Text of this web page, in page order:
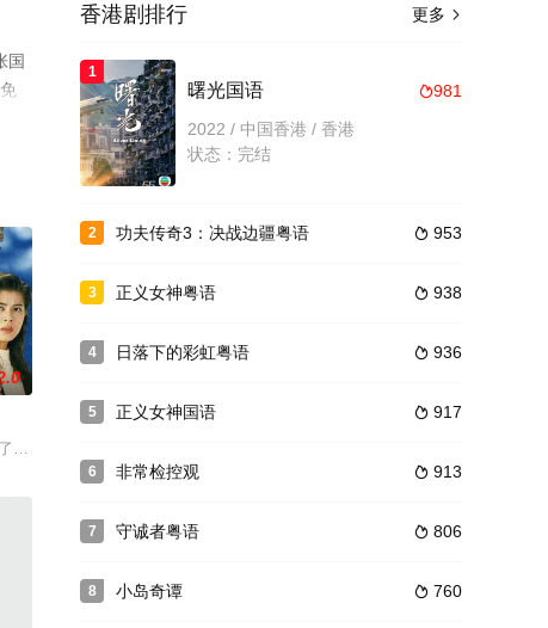
国
，庵堂主持重病，为了替主持筹
谋取利益不择手段，杀害了罗祥一家人，虽然最终将罪行隐瞒的滴水不漏
更多 
香港剧排行
1
981
曙光国语
2022 / 中国香港 / 香港
状态：完结
2  953
功夫传奇3：决战边疆粤语
3  938
正义女神粤语
4  936
日落下的彩虹粤语
5  917
正义女神国语
6  913
非常检控观
7  806
守诚者粤语
8  760
小岛奇谭